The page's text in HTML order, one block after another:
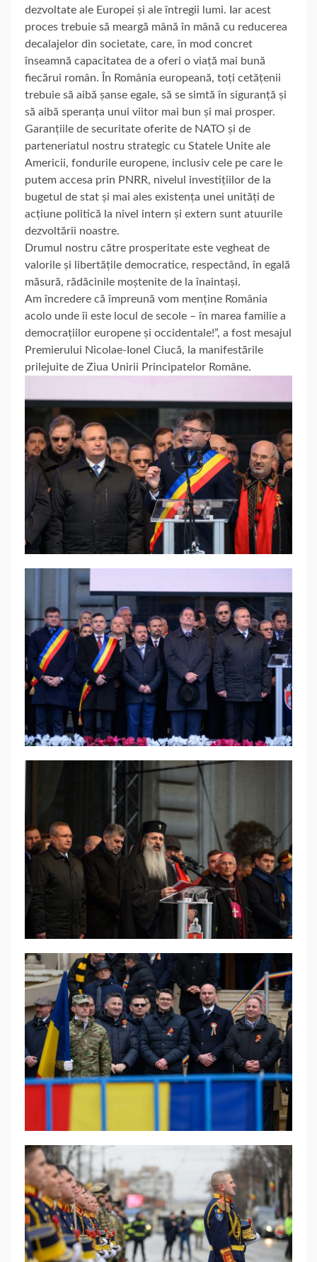
dezvoltate ale Europei și ale întregii lumi. Iar acest
proces trebuie să meargă mână în mână cu reducerea
decalajelor din societate, care, în mod concret
înseamnă capacitatea de a oferi o viață mai bună
fiecărui român. În România europeană, toți cetățenii
trebuie să aibă șanse egale, să se simtă în siguranță și
să aibă speranța unui viitor mai bun și mai prosper.
Garanțiile de securitate oferite de NATO și de
parteneriatul nostru strategic cu Statele Unite ale
Americii, fondurile europene, inclusiv cele pe care le
putem accesa prin PNRR, nivelul investițiilor de la
bugetul de stat și mai ales existența unei unități de
acțiune politică la nivel intern și extern sunt atuurile
dezvoltării noastre.
Drumul nostru către prosperitate este vegheat de
valorile și libertățile democratice, respectând, în egală
măsură, rădăcinile moștenite de la înaintași.
Am încredere că împreună vom menține România
acolo unde îi este locul de secole – în marea familie a
democrațiilor europene și occidentale!”, a fost mesajul
Premierului Nicolae-Ionel Ciucă, la manifestările
prilejuite de Ziua Unirii Principatelor Române.